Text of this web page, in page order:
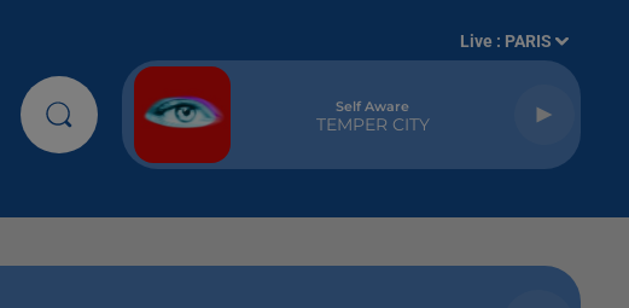
Live : PARIS
Self Aware
TEMPER CITY